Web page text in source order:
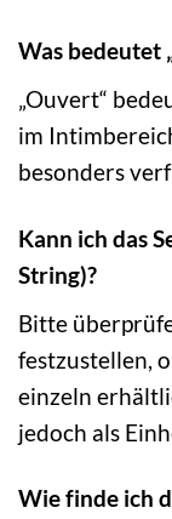
Was bedeutet
„Ouvert“
im
besonders
Kann ich das
String)?
Bitte
festzustellen,
einzeln
jedoch als
Wie finde ich